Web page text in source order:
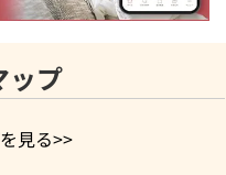
ップ
見る>>